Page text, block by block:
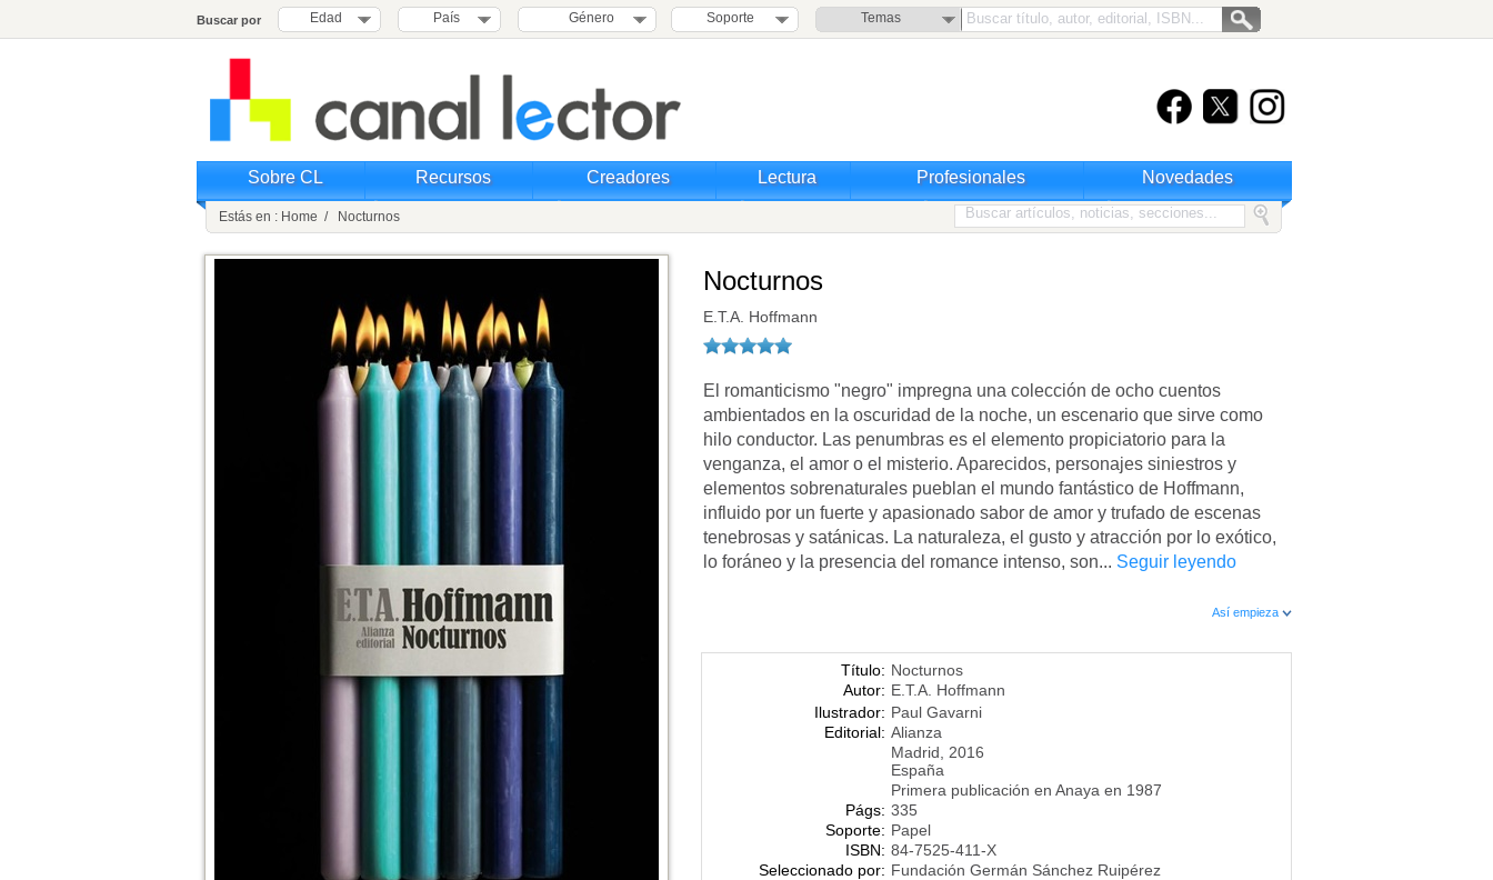
Buscar por Edad País Género Soporte Temas
Sobre CL Recursos Creadores Lectura Profesionales Novedades
Estás en : Home / Nocturnos
Nocturnos
E.T.A. Hoffmann
El romanticismo "negro" impregna una colección de ocho cuentos
ambientados en la oscuridad de la noche, un escenario que sirve como
hilo conductor. Las penumbras es el elemento propiciatorio para la
venganza, el amor o el misterio. Aparecidos, personajes siniestros y
elementos sobrenaturales pueblan el mundo fantástico de Hoffmann,
influido por un fuerte y apasionado sabor de amor y trufado de escenas
tenebrosas y satánicas. La naturaleza, el gusto y atracción por lo exótico,
lo foráneo y la presencia del romance intenso, son... Seguir leyendo
Así empieza
Título: Nocturnos
Autor: E.T.A. Hoffmann
Ilustrador: Paul Gavarni
Editorial: Alianza
Madrid, 2016
España
Primera publicación en Anaya en 1987
Págs: 335
Soporte: Papel
ISBN: 84-7525-411-X
Seleccionado por: Fundación Germán Sánchez Ruipérez